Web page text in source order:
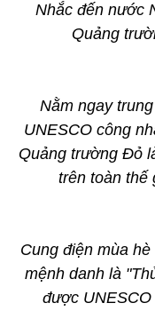
Nhắc đến nước
Quảng
Nằm ngay
UNESCO công
Quảng trường Đỏ
trên toàn thế
Cung điện mùa
mệnh danh là
được